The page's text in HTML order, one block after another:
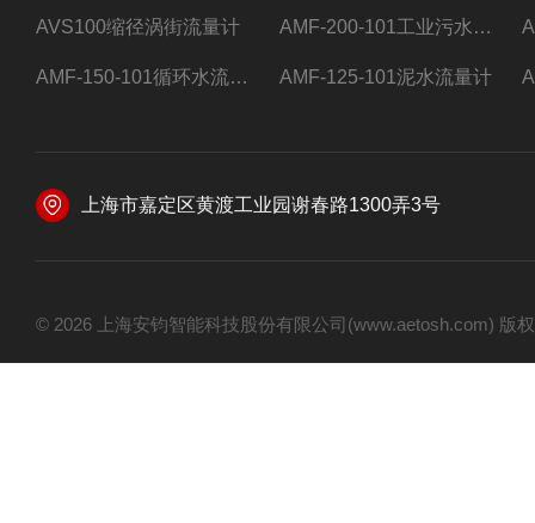
AVS100缩径涡街流量计 AMF-200-101工业污水流量计
AMF-150-101循环水流量计,电磁流量计 AMF-125-101泥水流量计
上海市嘉定区黄渡工业园谢春路1300弄3号
© 2026 上海安钧智能科技股份有限公司(www.aetosh.com)